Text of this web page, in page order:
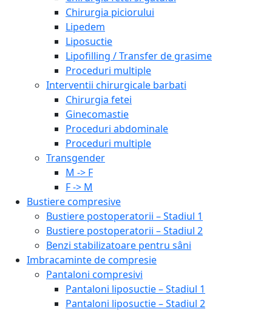
Chirurgia piciorului
Lipedem
Liposuctie
Lipofilling / Transfer de grasime
Proceduri multiple
Interventii chirurgicale barbati
Chirurgia fetei
Ginecomastie
Proceduri abdominale
Proceduri multiple
Transgender
M -> F
F -> M
Bustiere compresive
Bustiere postoperatorii – Stadiul 1
Bustiere postoperatorii – Stadiul 2
Benzi stabilizatoare pentru sâni
Imbracaminte de compresie
Pantaloni compresivi
Pantaloni liposuctie – Stadiul 1
Pantaloni liposuctie – Stadiul 2